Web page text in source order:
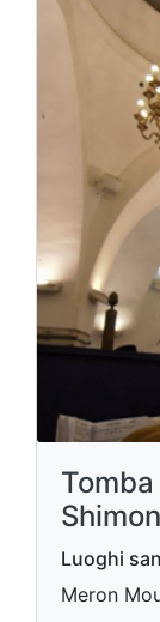
Luoghi
Meron